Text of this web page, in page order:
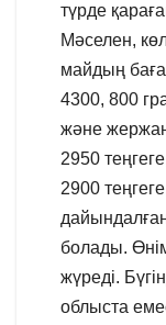
түрде
Мәселен,
майдың
4300, 800
және
2950
2900
болады.
жүреді.
облыста